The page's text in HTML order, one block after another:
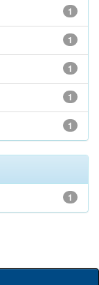
1
1
1
1
1
1